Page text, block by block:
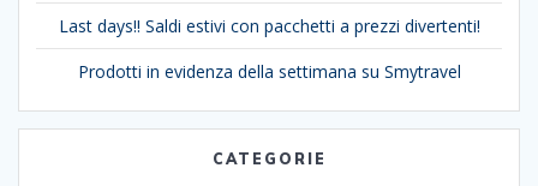
Last days!! Saldi estivi con pacchetti a prezzi divertenti!
Prodotti in evidenza della settimana su Smytravel
CATEGORIE